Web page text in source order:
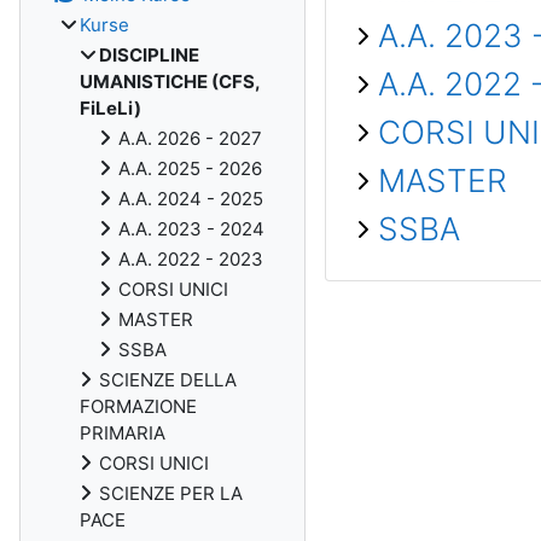
A.A. 2023
A.A. 2022
CORSI
MASTER
SSBA
Kurse
DISCIPLINE
UMANISTICHE (CFS,
FiLeLi)
A.A. 2026 - 2027
A.A. 2025 - 2026
A.A. 2024 - 2025
A.A. 2023 - 2024
A.A. 2022 - 2023
CORSI UNICI
MASTER
SSBA
SCIENZE DELLA
FORMAZIONE
PRIMARIA
CORSI UNICI
SCIENZE PER LA
PACE